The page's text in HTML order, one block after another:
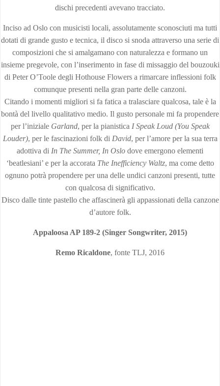
dischi precedenti avevano tracciato.
Inciso ad Oslo con musicisti locali, assolutamente sconosciuti ma tutti
dotati di grande gusto e tecnica, il disco si snoda attraverso una serie di
composizioni che si amalgamano con naturalezza e formano un
insieme pregevole, con l’inserimento in fase di missaggio del bouzouki
di Peter O’Toole degli Hothouse Flowers a rimarcare inflessioni folk
comunque presenti nella gran parte delle canzoni.
Citando i momenti migliori si fa fatica a tralasciare qualcosa, tale è la
bontà del livello qualitativo medio. Il gusto personale mi fa propendere
per l’iniziale Garland, per la pianistica I Speak Loud (You Speak
Louder), per le fascinazioni folk di David, per l’amore per la sua terra
adottiva di In The Summer, In Oslo dove emergono elementi
‘beatlesiani’ e per la accorata The Inefficiency Waltz, ma come detto
ognuno potrà propendere per una delle undici canzoni presenti, tutte
con qualcosa di significativo.
Disco dalle tinte pastello che affascinerà gli appassionati della canzone
d’autore folk.
Appaloosa AP 189-2 (Singer Songwriter, 2015)
Remo Ricaldone, fonte TLJ, 2016